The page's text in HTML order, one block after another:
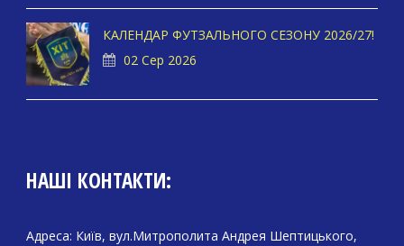
КАЛЕНДАР ФУТЗАЛЬНОГО СЕЗОНУ 2026/27!
02 Сер 2026
НАШІ КОНТАКТИ:
Адреса: Київ, вул.Митрополита Андрея Шептицького,